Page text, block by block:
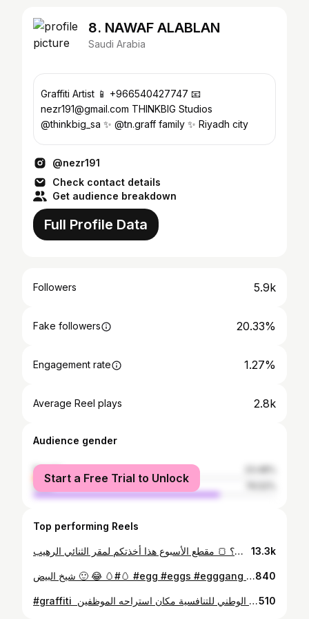
8. NAWAF ALABLAN
Saudi Arabia
Graffiti Artist 📱 +966540427747 📧
nezr191@gmail.com THINKBIG Studios
@thinkbig_sa ✨ @tn.graff family ✨ Riyadh city
@nezr191
Check contact details
Get audience breakdown
Full Profile Data
Followers 5.9k
Fake followers 20.33%
Engagement rate 1.27%
Average Reel plays 2.8k
Audience gender
female
male
Start a Free Trial to Unlock
Top performing Reels
هل الفن يوكل عيش؟ 🍞 مقطع الأسبوع هذا أخذتكم لمقر الثنائي الرهيب @tn.graff تعرفو عليهم و قصتهم في عالم الفن استعملو الكود R7 عند الشراء من @tngraff.store لاجل تحصلون على خصم ١٥٪؜ تبون تعرفون قصص المزيد من الفنانين؟ 13.3k
شيخ البيض 🙂 😂 🥚#🥚 #egg #eggs #egggang #eggsoldiers #character #freestyle #friday #rich #gang #بيض #art #شيخ #شماغ رايكم بالحركة 😅840
رسمه خفيفه لطيفة 😁 عطوني رايكم . . في مكتب المركز الوطني للتنافسية مكان استراحه الموظفين ‪‬ ‏‪#graffiti‬ ‪#art‬ ‪#artist‬ ‪#fineart‬ ‪#Coffee‬ #donuts #Riyadh #draw #drawing #red #blue #food #artistsupport #فن #فنان #قرافيتي #جرافيتي #الرياض #المركز_الوطني_للتنافسية510